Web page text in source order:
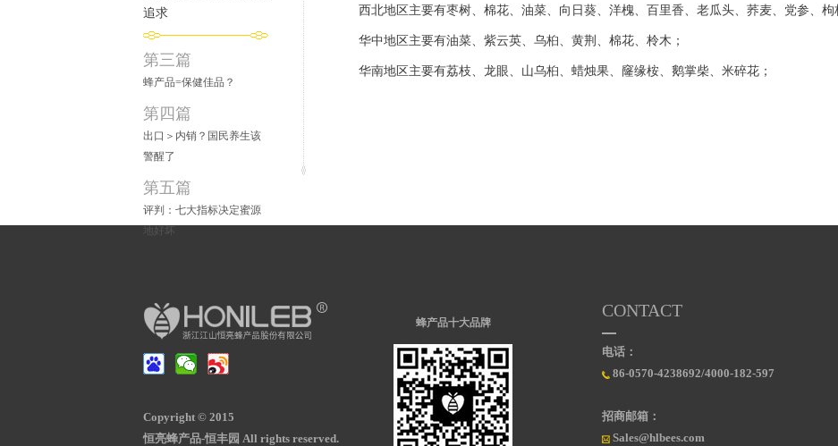
追求
第三篇
蜂产品=保健佳品？
第四篇
出口＞内销？国民养生该
警醒了
第五篇
评判：七大指标决定蜜源
地好坏
西北地区主要有枣树、棉花、油菜、向日葵、洋槐、百里香、老瓜头、荞麦、党参、枸
华中地区主要有油菜、紫云英、乌桕、黄荆、棉花、柃木；
华南地区主要有荔枝、龙眼、山乌桕、蜡烛果、窿缘桉、鹅掌柴、米碎花；
Copyright © 2015
恒亮蜂产品-恒丰园 All rights reserved.
蜂产品十大品牌
CONTACT
电话：
86-0570-4238692/4000-182-597
招商邮箱：
Sales@hlbees.com